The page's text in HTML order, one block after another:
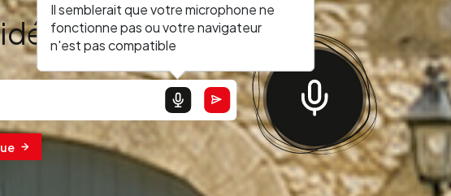
Il semblerait que votre microphone ne
fonctionne pas ou votre navigateur
n'est pas compatible